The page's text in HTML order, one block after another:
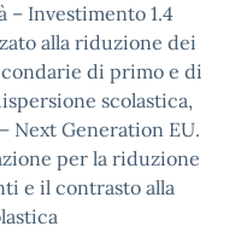
– Investimento 1.4
alla riduzione dei
di primo e di
scolastica,
Next Generation EU.
per la riduzione
e il contrasto alla